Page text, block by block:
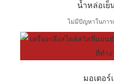
น้ำหล่อเย็
ไม่มีปัญหาในกา
มอเตอ